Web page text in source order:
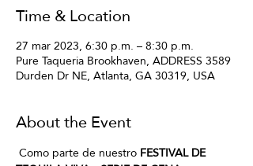
Time & Location
27 mar 2023, 6:30 p.m. – 8:30 p.m.
Pure Taqueria Brookhaven, ADDRESS 3589
Durden Dr NE, Atlanta, GA 30319, USA
About the Event
Como parte de nuestro FESTIVAL DE